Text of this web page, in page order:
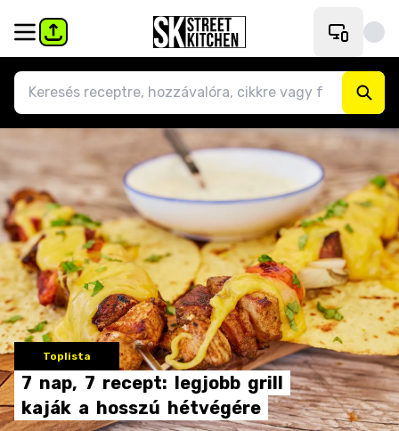
Toplista
7 nap, 7 recept: legjobb grill
kaják a hosszú hétvégére